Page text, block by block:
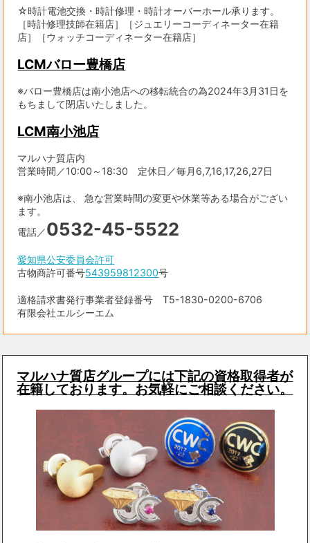
☆時計電池交換・時計修理・時計オーバーホール承ります。
［時計修理技師在籍店］［ジュエリーコーディネーター在籍
店］［ウォッチコーディネーター在籍店］
LCMバロー豊橋店
※バロー豊橋店は南小池店への移転統合の為2024年3月31日を
もちまして閉店いたしました。
LCM南小池店
マルハナ質店内
営業時間／10:00～18:30 定休日／毎月6,7,16,17,26,27日
※南小池店は、 急な営業時間の変更や休業等ある場合がござい
ます。
電話／0532-45-5522
愛知県公安委員会許可
古物商許可番号543959812300号
適格請求書発行事業者登録番号 T5-1830-0200-6706
有限会社エルシーエム
マルハナ質店グループには下記の資格取得者が
在籍しております。お気軽にご相談ください。